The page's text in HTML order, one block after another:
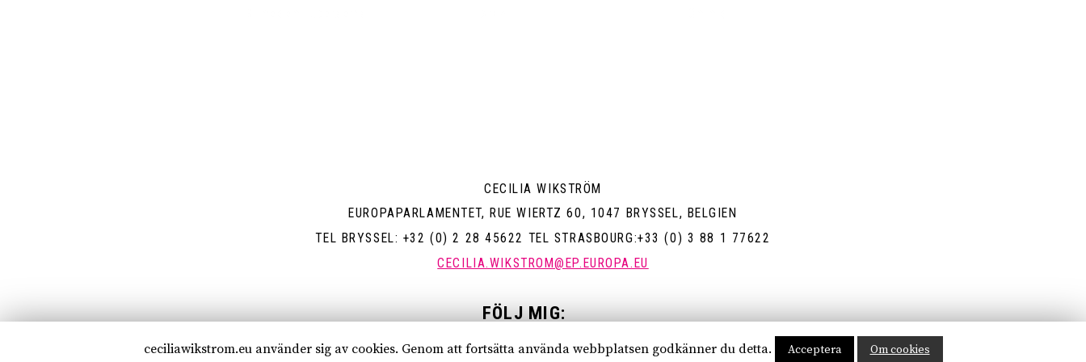
CECILIA WIKSTRÖM
EUROPAPARLAMENTET, RUE WIERTZ 60, 1047 BRYSSEL, BELGIEN
TEL BRYSSEL: +32 (0) 2 28 45622 TEL STRASBOURG:+33 (0) 3 88 1 77622
CECILIA.WIKSTROM@EP.EUROPA.EU
FÖLJ MIG:
ceciliawikstrom.eu använder sig av cookies. Genom att fortsätta använda webbplatsen godkänner du detta. Acceptera Om cookies